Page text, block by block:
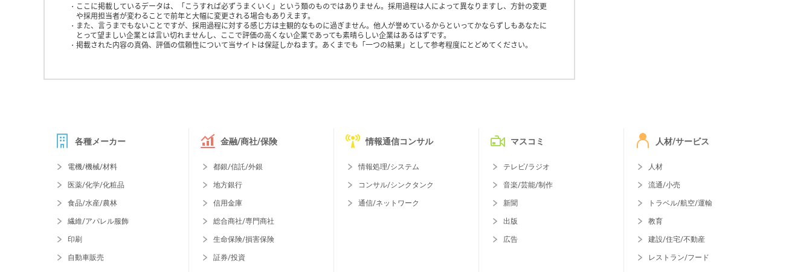
ここに掲載しているデータは、「こうすれば必ずうまくいく」という類のものではありません。採用過程は人によって異なりますし、方針の変更
や採用担当者が変わることで前年と大幅に変更される場合もありえます。
また、言うまでもないことですが、採用過程に対する感じ方は主観的なものに過ぎません。他人が誉めているからといってかならずしもあなたに
とって望ましい企業とは言い切れませんし、ここで評価の高くない企業であっても素晴らしい企業はあるはずです。
掲載された内容の真偽、評価の信頼性について当サイトは保証しかねます。あくまでも「一つの結果」として参考程度にとどめてください。
各種メーカー
電機/機械/材料
医薬/化学/化粧品
食品/水産/農林
繊維/アパレル服飾
印刷
自動車販売
金融/商社/保険
都銀/信託/外銀
地方銀行
信用金庫
総合商社/専門商社
生命保険/損害保険
証券/投資
情報通信コンサル
情報処理/システム
コンサル/シンクタンク
通信/ネットワーク
マスコミ
テレビ/ラジオ
音楽/芸能/制作
新聞
出版
広告
人材/サービス
人材
流通/小売
トラベル/航空/運輸
教育
建設/住宅/不動産
レストラン/フード